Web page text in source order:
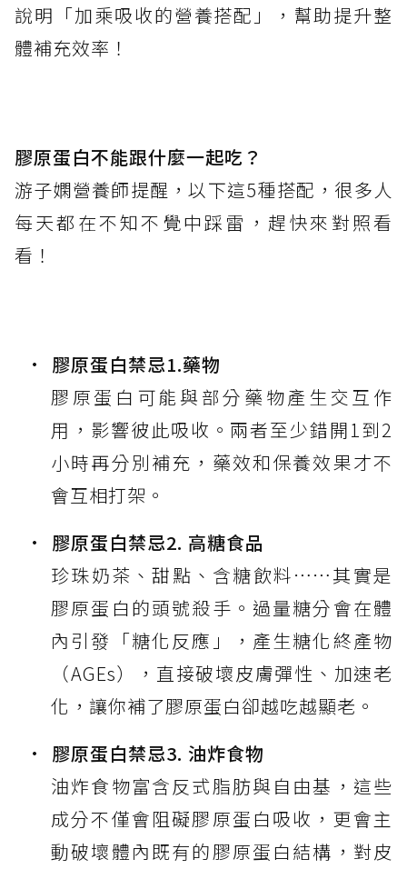
說明「加乘吸收的營養搭配」，幫助提升整
體補充效率！
膠原蛋白不能跟什麼一起吃？
游子嫻營養師提醒，以下這5種搭配，很多人
每天都在不知不覺中踩雷，趕快來對照看
看！
膠原蛋白禁忌1.藥物
膠原蛋白可能與部分藥物產生交互作
用，影響彼此吸收。兩者至少錯開1到2
小時再分別補充，藥效和保養效果才不
會互相打架。
膠原蛋白禁忌2. 高糖食品
珍珠奶茶、甜點、含糖飲料⋯⋯其實是
膠原蛋白的頭號殺手。過量糖分會在體
內引發「糖化反應」，產生糖化終產物
（AGEs），直接破壞皮膚彈性、加速老
化，讓你補了膠原蛋白卻越吃越顯老。
膠原蛋白禁忌3. 油炸食物
油炸食物富含反式脂肪與自由基，這些
成分不僅會阻礙膠原蛋白吸收，更會主
動破壞體內既有的膠原蛋白結構，對皮